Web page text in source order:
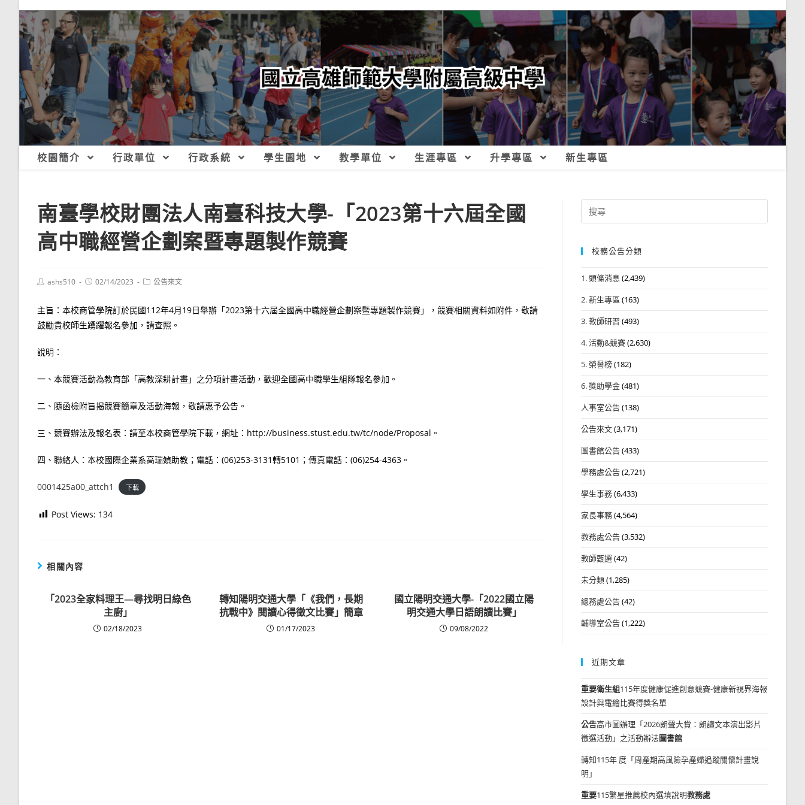
校園簡介 行政單位 行政系統 學生園地 教學單位 生涯專區 升學專區 新生專區
南臺學校財團法人南臺科技大學-「2023第十六屆全國
高中職經營企劃案暨專題製作競賽
Postashs510
Post02/14/2023
Post公告來文
主旨：本校商管學院訂於民國112年4月19日舉辦「2023第十六屆全國高中職經營企劃案暨專題製作競賽」，競賽相關資料如附件，敬請
鼓勵貴校師生踴躍報名參加，請查照。
說明：
一、本競賽活動為教育部「高教深耕計畫」之分項計畫活動，歡迎全國高中職學生組隊報名參加。
二、隨函檢附旨揭競賽簡章及活動海報，敬請惠予公告。
三、競賽辦法及報名表：請至本校商管學院下載，網址：http://business.stust.edu.tw/tc/node/Proposal。
四、聯絡人：本校國際企業系高瑞媜助教；電話：(06)253-3131轉5101；傳真電話：(06)254-4363。
0001425a00_attch1 下載
Post Views: 134
相關內容
「2023全家料理王—尋找明日綠色
主廚」
02/18/2023
轉知陽明交通大學「《我們，長期
抗戰中》閱讀心得徵文比賽」簡章
01/17/2023
國立陽明交通大學-「2022國立陽
明交通大學日語朗讀比賽」
09/08/2022
Search
for:
校務公告分類
1. 頭條消息 (2,439)
2. 新生專區 (163)
3. 教師研習 (493)
4. 活動&競賽(2,630)
5. 榮譽榜(182)
6. 獎助學金(481)
人事室公告(138)
公告來文(3,171)
圖書館公告(433)
學務處公告(2,721)
學生事務(6,433)
家長事務(4,564)
教務處公告(3,532)
教師甄選(42)
未分類(1,285)
總務處公告(42)
輔導室公告(1,222)
近期文章
重要衛生組115年度健康促進創意競賽-健康新視界海報
設計與電繪比賽得獎名單
公告高市圖辦理「2026朗聲大賞：朗讀文本演出影片
徵選活動」之活動辦法圖書館
轉知115年 度「周產期高風險孕產婦追蹤關懷計畫說
明」
重要115繁星推薦校內選填說明教務處